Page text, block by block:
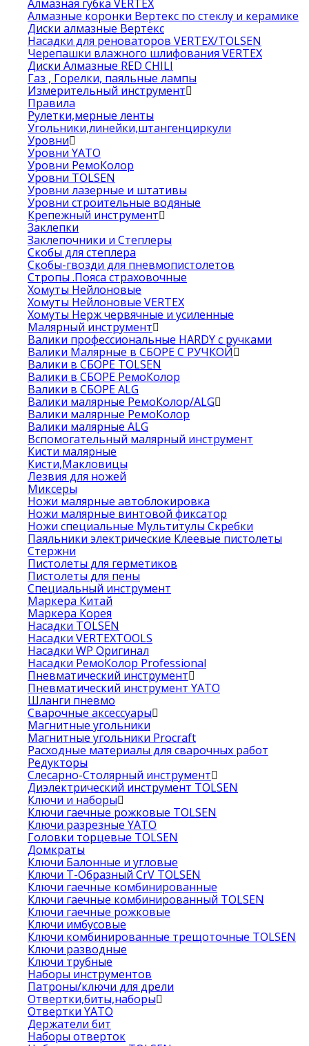
Алмазная губка VERTEX
Алмазные коронки Вертекс по стеклу и керамике
Диски алмазные Вертекс
Насадки для реноваторов VERTEX/TOLSEN
Черепашки влажного шлифования VERTEX
Диски Алмазные RED CHILI
Газ , Горелки, паяльные лампы
Измерительный инструмент
Правила
Рулетки,мерные ленты
Угольники,линейки,штангенциркули
Уровни
Уровни YATO
Уровни РемоКолор
Уровни TOLSEN
Уровни лазерные и штативы
Уровни строительные водяные
Крепежный инструмент
Заклепки
Заклепочники и Степлеры
Скобы для степлера
Скобы-гвозди для пневмопистолетов
Стропы .Пояса страховочные
Хомуты Нейлоновые
Хомуты Нейлоновые VERTEX
Хомуты Нерж червячные и усиленные
Малярный инструмент
Валики профессиональные HARDY с ручками
Валики Малярные в СБОРЕ С РУЧКОЙ
Валики в СБОРЕ TOLSEN
Валики в СБОРЕ РемоКолор
Валики в СБОРЕ ALG
Валики малярные РемоКолор/ALG
Валики малярные РемоКолор
Валики малярные ALG
Вспомогательный малярный инструмент
Кисти малярные
Кисти,Макловицы
Лезвия для ножей
Миксеры
Ножи малярные автоблокировка
Ножи малярные винтовой фиксатор
Ножи специальные Мультитулы Скребки
Паяльники электрические Клеевые пистолеты
Стержни
Пистолеты для герметиков
Пистолеты для пены
Специальный инструмент
Маркера Китай
Маркера Корея
Насадки TOLSEN
Насадки VERTEXTOOLS
Насадки WP Оригинал
Насадки РемоКолор Professional
Пневматический инструмент
Пневматический инструмент YATO
Шланги пневмо
Сварочные аксессуары
Магнитные угольники
Магнитные угольники Procraft
Расходные материалы для сварочных работ
Редукторы
Слесарно-Столярный инструмент
Диэлектрический инструмент TOLSEN
Ключи и наборы
Ключи гаечные рожковые TOLSEN
Ключи разрезные YATO
Головки торцевые TOLSEN
Домкраты
Ключи Балонные и угловые
Ключи Т-Образный CrV TOLSEN
Ключи гаечные комбинированные
Ключи гаечные комбинированный TOLSEN
Ключи гаечные рожковые
Ключи имбусовые
Ключи комбинированные трещоточные TOLSEN
Ключи разводные
Ключи трубные
Наборы инструментов
Патроны/ключи для дрели
Отвертки,биты,наборы
Отвертки YATO
Держатели бит
Наборы отверток